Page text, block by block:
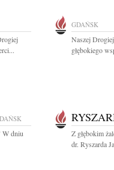
GDAŃSK
Naszej
głębokiego
W dniu
Z głębokim
dr. Ryszarda